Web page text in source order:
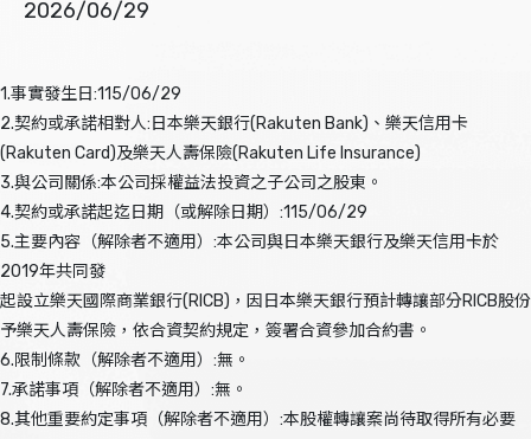
2026/06/29
1.事實發生日:115/06/29
2.契約或承諾相對人:日本樂天銀行(Rakuten Bank)、樂天信用卡
(Rakuten Card)及樂天人壽保險(Rakuten Life Insurance)
3.與公司關係:本公司採權益法投資之子公司之股東。
4.契約或承諾起迄日期（或解除日期）:115/06/29
5.主要內容（解除者不適用）:本公司與日本樂天銀行及樂天信用卡於
2019年共同發
起設立樂天國際商業銀行(RICB)，因日本樂天銀行預計轉讓部分RICB股份
予樂天人壽保險，依合資契約規定，簽署合資參加合約書。
6.限制條款（解除者不適用）:無。
7.承諾事項（解除者不適用）:無。
8.其他重要約定事項（解除者不適用）:本股權轉讓案尚待取得所有必要